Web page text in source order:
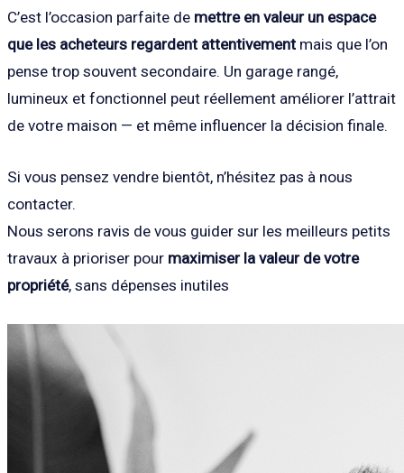
C’est l’occasion parfaite de mettre en valeur un espace
que les acheteurs regardent attentivement mais que l’on
pense trop souvent secondaire. Un garage rangé,
lumineux et fonctionnel peut réellement améliorer l’attrait
de votre maison — et même influencer la décision finale.
Si vous pensez vendre bientôt, n’hésitez pas à nous
contacter.
Nous serons ravis de vous guider sur les meilleurs petits
travaux à prioriser pour maximiser la valeur de votre
propriété, sans dépenses inutiles